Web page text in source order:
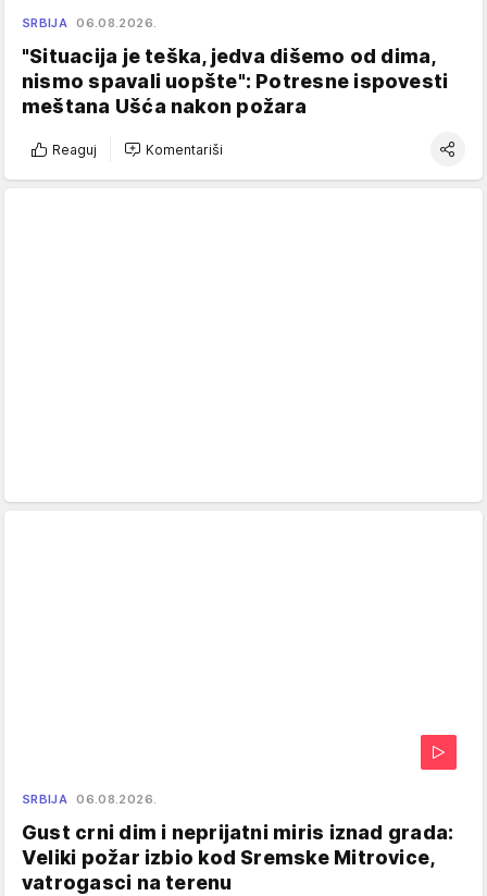
SRBIJA 06.08.2026.
"Situacija je teška, jedva dišemo od dima,
nismo spavali uopšte": Potresne ispovesti
meštana Ušća nakon požara
Reaguj Komentariši
SRBIJA 06.08.2026.
Gust crni dim i neprijatni miris iznad grada:
Veliki požar izbio kod Sremske Mitrovice,
vatrogasci na terenu